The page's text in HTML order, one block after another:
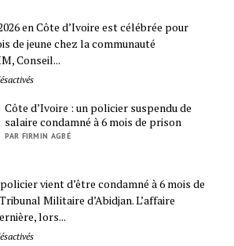
en Côte d’Ivoire est célébrée pour
de jeune chez la communauté
Conseil...
Côte d’Ivoire : un policier suspendu de
salaire condamné à 6 mois de prison
PAR FIRMIN AGBÉ
vient d’être condamné à 6 mois de
Militaire d’Abidjan. L’affaire
lors...